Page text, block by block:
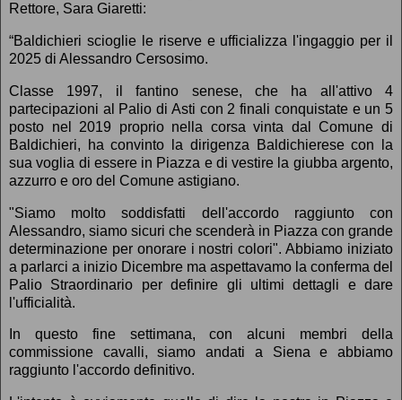
Rettore, Sara Giaretti:
“Baldichieri scioglie le riserve e ufficializza l'ingaggio per il
2025 di Alessandro Cersosimo.
Classe 1997, il fantino senese, che ha all'attivo 4
partecipazioni al Palio di Asti con 2 finali conquistate e un 5
posto nel 2019 proprio nella corsa vinta dal Comune di
Baldichieri, ha convinto la dirigenza Baldichierese con la
sua voglia di essere in Piazza e di vestire la giubba argento,
azzurro e oro del Comune astigiano.
"Siamo molto soddisfatti dell'accordo raggiunto con
Alessandro, siamo sicuri che scenderà in Piazza con grande
determinazione per onorare i nostri colori". Abbiamo iniziato
a parlarci a inizio Dicembre ma aspettavamo la conferma del
Palio Straordinario per definire gli ultimi dettagli e dare
l'ufficialità.
In questo fine settimana, con alcuni membri della
commissione cavalli, siamo andati a Siena e abbiamo
raggiunto l'accordo definitivo.